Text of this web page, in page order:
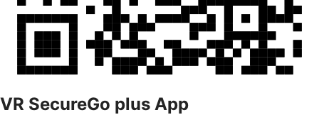
VR SecureGo plus App